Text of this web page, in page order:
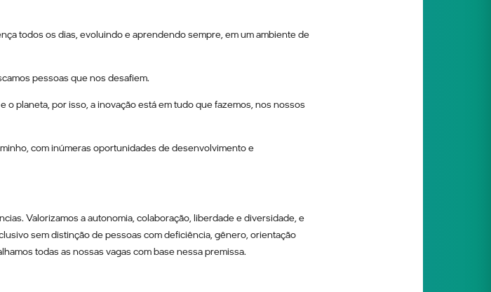
todos os dias, evoluindo e aprendendo sempre, em um ambiente de
pessoas que nos desafiem.
planeta, por isso, a inovação está em tudo que fazemos, nos nossos
com inúmeras oportunidades de desenvolvimento e
Valorizamos a autonomia, colaboração, liberdade e diversidade, e
sem distinção de pessoas com deficiência, gênero, orientação
todas as nossas vagas com base nessa premissa.